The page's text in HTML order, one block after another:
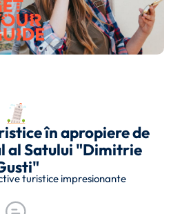
în apropiere de
al Satului "Dimitrie
turistice impresionante